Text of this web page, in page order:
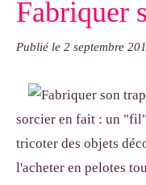
Fabriquer
Publié le 2 septembre
sorcier en fait : un
tricoter des objets
l'acheter en pelotes